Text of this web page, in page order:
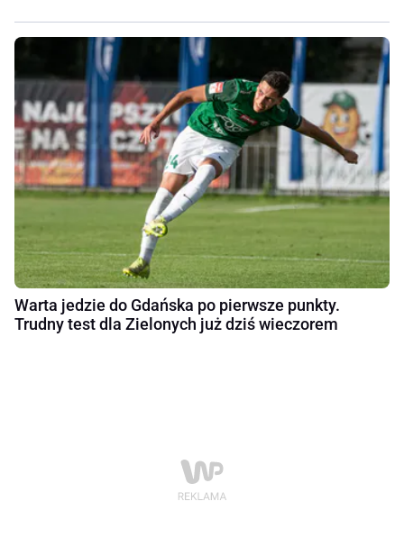
Warta jedzie do Gdańska po pierwsze punkty.
Trudny test dla Zielonych już dziś wieczorem